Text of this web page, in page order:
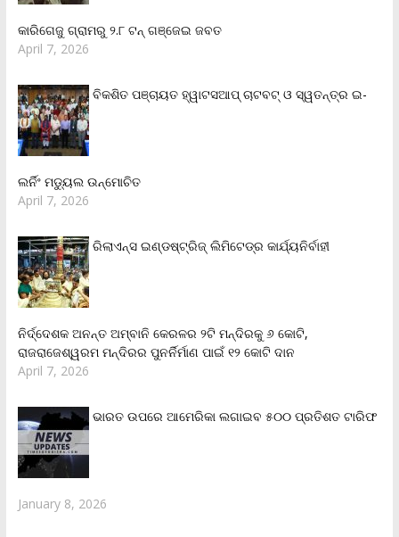
କାରିଗେଜୁ ଗ୍ରାମରୁ ୨.୮ ଟନ୍ ଗଞ୍ଜେଇ ଜବତ
April 7, 2026
ବିକଶିତ ପଞ୍ଚାୟତ ହ୍ୱାଟସଆପ୍ ଚାଟବଟ୍ ଓ ସ୍ୱତନ୍ତ୍ର ଇ-
ଲର୍ନିଂ ମଡ୍ୟୁଲ ଉନ୍ମୋଚିତ
April 7, 2026
ରିଲାଏନ୍‌ସ ଇଣ୍ଡଷ୍ଟ୍ରିଜ୍ ଲିମିଟେଡ୍‌ର କାର୍ଯ୍ୟନିର୍ବାହୀ
ନିର୍ଦ୍ଦେଶକ ଅନନ୍ତ ଅମ୍ବାନି କେରଳର ୨ଟି ମନ୍ଦିରକୁ ୬ କୋଟି,
ରାଜରାଜେଶ୍ୱରମ ମନ୍ଦିରର ପୁନର୍ନିର୍ମାଣ ପାଇଁ ୧୨ କୋଟି ଦାନ
April 7, 2026
ଭାରତ ଉପରେ ଆମେରିକା ଲଗାଇବ ୫୦୦ ପ୍ରତିଶତ ଟାରିଫ
January 8, 2026